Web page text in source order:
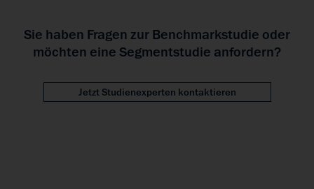
Sie haben Fragen zur Benchmarkstudie oder
möchten eine Segmentstudie anfordern?
Jetzt Studienexperten kontaktieren